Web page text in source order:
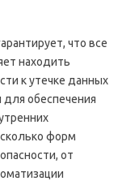
что все
находить
к утечке данных
для обеспечения
форм
от